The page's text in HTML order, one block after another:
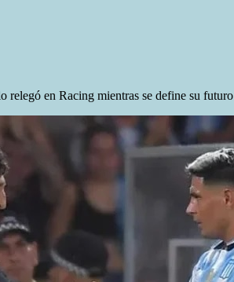
relegó en Racing mientras se define su futuro